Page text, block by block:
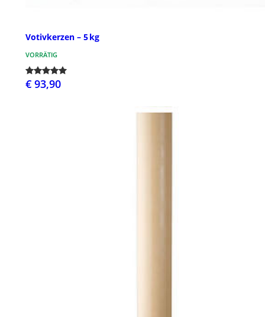
Votivkerzen – 5 kg
VORRÄTIG
€ 93,90